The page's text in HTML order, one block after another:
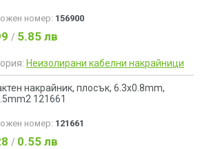
номер: 156900
/ 5.85 лв
Неизолирани кабелни накрайници
накрайник, плосък, 6.3x0.8mm,
121661
номер: 121661
/ 0.55 лв